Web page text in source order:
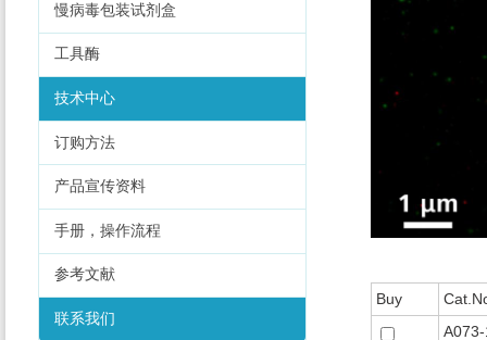
慢病毒包装试剂盒
工具酶
技术中心
订购方法
产品宣传资料
手册，操作流程
参考文献
联系我们
Buy